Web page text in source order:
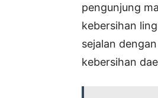
pengunjung
kebersihan
sejalan
kebersihan